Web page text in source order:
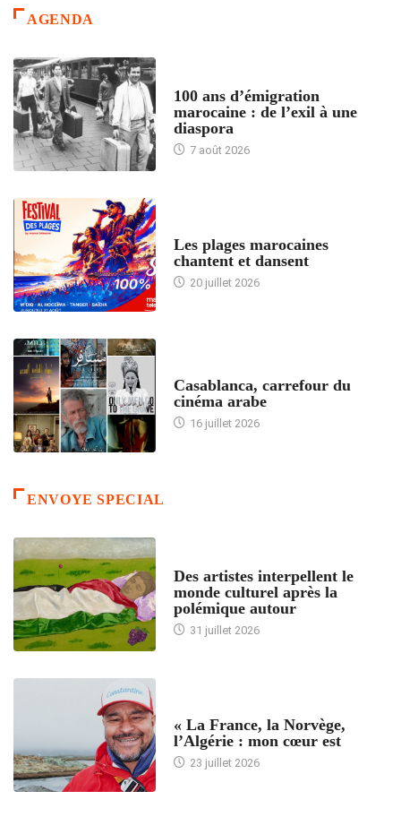
AGENDA
100 ans d’émigration
marocaine : de l’exil à une
diaspora
7 août 2026
Les plages marocaines
chantent et dansent
20 juillet 2026
Casablanca, carrefour du
cinéma arabe
16 juillet 2026
ENVOYE SPECIAL
Des artistes interpellent le
monde culturel après la
polémique autour
31 juillet 2026
« La France, la Norvège,
l’Algérie : mon cœur est
23 juillet 2026